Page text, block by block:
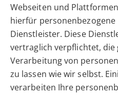
Webseiten und
hierfür personenbezogene
Dienstleister. Diese
vertraglich verpflichtet, die
Verarbeitung von
zu lassen wie wir selbst.
verarbeiten Ihre